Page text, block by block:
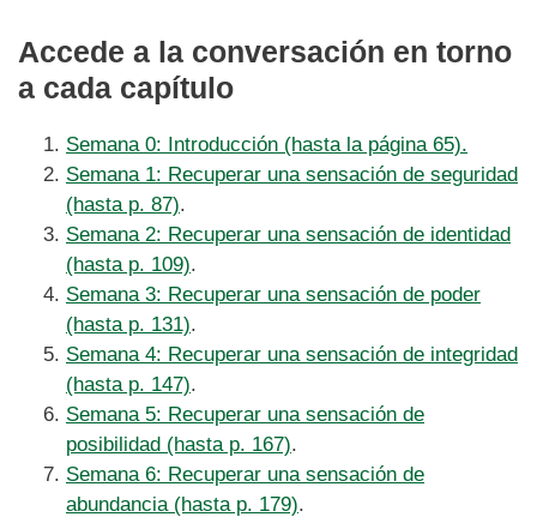
Accede a la conversación en torno
a cada capítulo
Semana 0: Introducción (hasta la página 65).
Semana 1: Recuperar una sensación de seguridad
(hasta p. 87).
Semana 2: Recuperar una sensación de identidad
(hasta p. 109).
Semana 3: Recuperar una sensación de poder
(hasta p. 131).
Semana 4: Recuperar una sensación de integridad
(hasta p. 147).
Semana 5: Recuperar una sensación de
posibilidad (hasta p. 167).
Semana 6: Recuperar una sensación de
abundancia (hasta p. 179).